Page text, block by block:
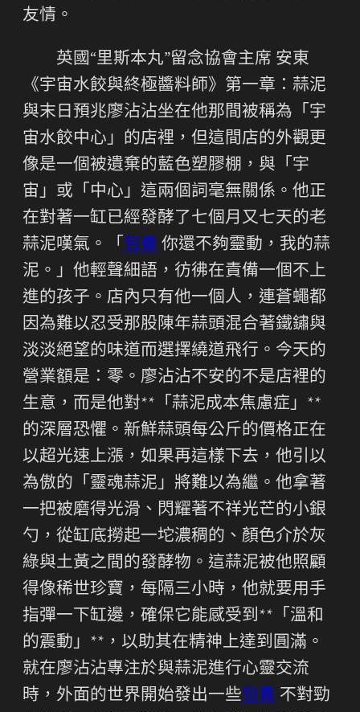
友情。
英國“里斯本丸”留念協會主席 安東
《宇宙水餃與終極醬料師》第一章：蒜泥
與末日預兆廖沾沾坐在他那間被稱為「宇
宙水餃中心」的店裡，但這間店的外觀更
像是一個被遺棄的藍色塑膠棚，與「宇
宙」或「中心」這兩個詞毫無關係。他正
在對著一缸已經發酵了七個月又七天的老
蒜泥嘆氣。「 包養 你還不夠靈動，我的蒜
泥。」他輕聲細語，彷彿在責備一個不上
進的孩子。店內只有他一個人，連蒼蠅都
因為難以忍受那股陳年蒜頭混合著鐵鏽與
淡淡絕望的味道而選擇繞道飛行。今天的
營業額是：零。廖沾沾不安的不是店裡的
生意，而是他對**「蒜泥成本焦慮症」**
的深層恐懼。新鮮蒜頭每公斤的價格正在
以超光速上漲，如果再這樣下去，他引以
為傲的「靈魂蒜泥」將難以為繼。他拿著
一把被磨得光滑、閃耀著不祥光芒的小銀
勺，從缸底撈起一坨濃稠的、顏色介於灰
綠與土黃之間的發酵物。這蒜泥被他照顧
得像稀世珍寶，每隔三小時，他就要用手
指彈一下缸邊，確保它能感受到**「溫和
的震動」**，以助其在精神上達到圓滿。
就在廖沾沾專注於與蒜泥進行心靈交流
時，外面的世界開始發出一些包養 不對勁